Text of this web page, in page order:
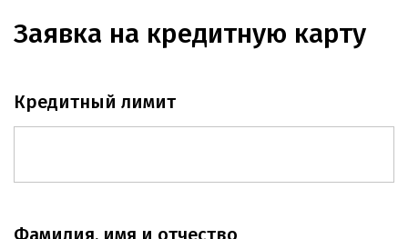
Заявка на кредитную карту
Кредитный лимит
Фамилия, имя и отчество